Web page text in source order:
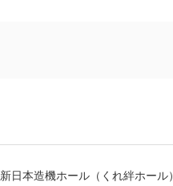
新日本造機ホール（くれ絆ホール）